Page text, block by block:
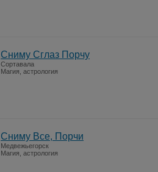
Сниму Сглаз Порчу
Сортавала
Магия, астрология
Сниму Все, Порчи
Медвежьегорск
Магия, астрология